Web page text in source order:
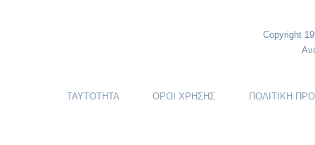
Copyright
ΤΑΥΤΟΤΗΤΑ ΟΡΟΙ ΧΡΗΣΗΣ ΠΟΛΙΤΙΚΗ